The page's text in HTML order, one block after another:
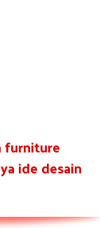
furniture
ide desain